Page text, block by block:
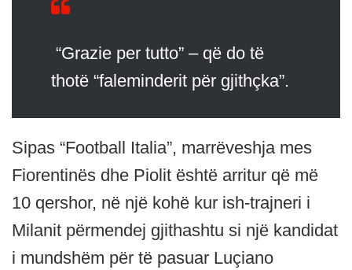
“Grazie per tutto” – që do të
thotë “faleminderit për gjithçka”.
Sipas “Football Italia”, marrëveshja mes
Fiorentinës dhe Piolit është arritur që më
10 qershor, në një kohë kur ish-trajneri i
Milanit përmendej gjithashtu si një kandidat
i mundshëm për të pasuar Luçiano